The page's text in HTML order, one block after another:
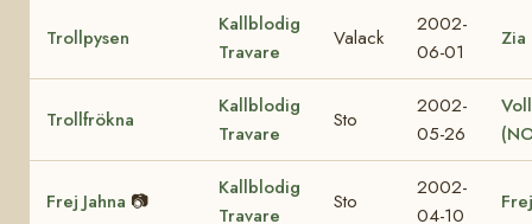
Trollpysen
Kallblodig
Travare
Valack
2002-
06-01
Zia
Trollfrökna
Kallblodig
Travare
Sto
2002-
05-26
Frej Jahna 📷
Kallblodig
Travare
Sto
2002-
04-10